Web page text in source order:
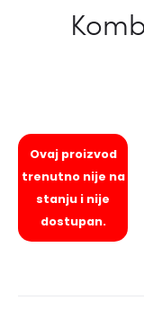
Ovaj proizvod
trenutno nije na
stanju i nije
dostupan.